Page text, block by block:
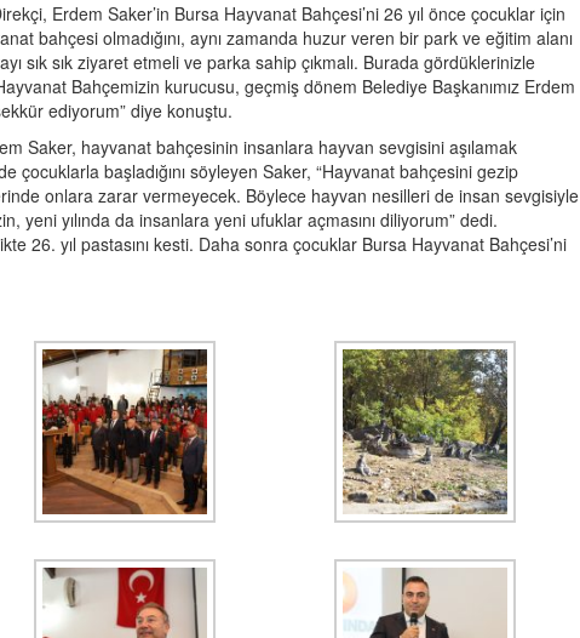
Erdem Saker’in Bursa Hayvanat Bahçesi’ni 26 yıl önce çocuklar için
bahçesi olmadığını, aynı zamanda huzur veren bir park ve eğitim alanı
sık sık ziyaret etmeli ve parka sahip çıkmalı. Burada gördüklerinizle
Bahçemizin kurucusu, geçmiş dönem Belediye Başkanımız Erdem
ediyorum” diye konuştu.
Saker, hayvanat bahçesinin insanlara hayvan sevgisini aşılamak
çocuklarla başladığını söyleyen Saker, “Hayvanat bahçesini gezip
onlara zarar vermeyecek. Böylece hayvan nesilleri de insan sevgisiyle
yeni yılında da insanlara yeni ufuklar açmasını diliyorum” dedi.
26. yıl pastasını kesti. Daha sonra çocuklar Bursa Hayvanat Bahçesi’ni